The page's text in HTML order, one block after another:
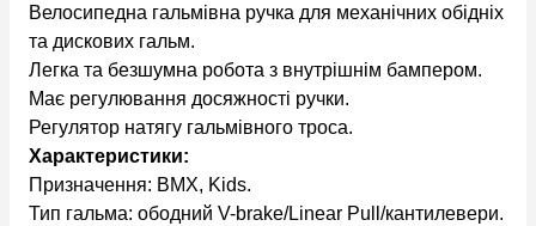
Велосипедна гальмівна ручка для механічних обідніх
та дискових гальм.
Легка та безшумна робота з внутрішнім бампером.
Має регулювання досяжності ручки.
Регулятор натягу гальмівного троса.
Характеристики:
Призначення: BMX, Kids.
Тип гальма: ободний V-brake/Linear Pull/кантилевери.